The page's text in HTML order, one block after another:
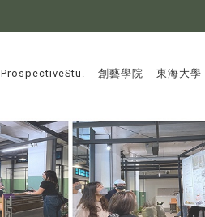
:::
ProspectiveStu. 創藝學院 東海大學